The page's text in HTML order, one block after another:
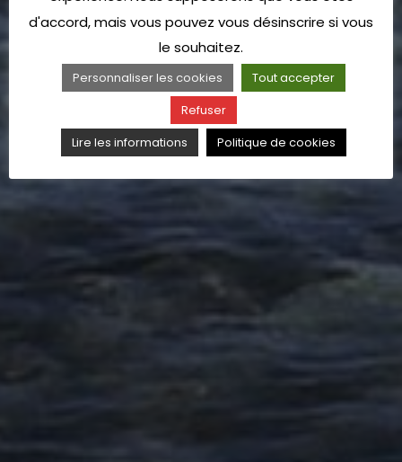
d'accord, mais vous pouvez vous désinscrire si vous
le souhaitez.
Personnaliser les cookies
Tout accepter
Refuser
Lire les informations
Politique de cookies